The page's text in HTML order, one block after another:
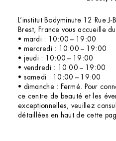
L’institut Bodyminute 12 Rue
Brest, France vous accueille
• mardi : 10:00 – 19:00
• mercredi : 10:00 – 19:00
• jeudi : 10:00 – 19:00
• vendredi : 10:00 – 19:00
• samedi : 10:00 – 19:00
• dimanche : Fermé. Pour
ce centre de beauté et les
exceptionnelles, veuillez
détaillées en haut de cette